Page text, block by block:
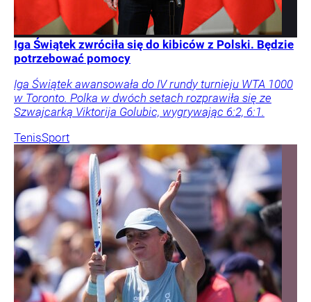
Iga Świątek zwróciła się do kibiców z Polski. Będzie
potrzebować pomocy
Iga Świątek awansowała do IV rundy turnieju WTA 1000
w Toronto. Polka w dwóch setach rozprawiła się ze
Szwajcarką Viktorija Golubic, wygrywając 6:2, 6:1.
TenisSport